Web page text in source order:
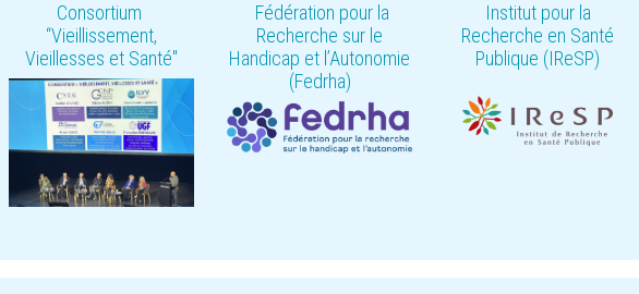
Consortium
“Vieillissement,
Vieillesses et Santé"
Fédération pour la
Recherche sur le
Handicap et l’Autonomie
(Fedrha)
Institut pour la
Recherche en Santé
Publique (IReSP)